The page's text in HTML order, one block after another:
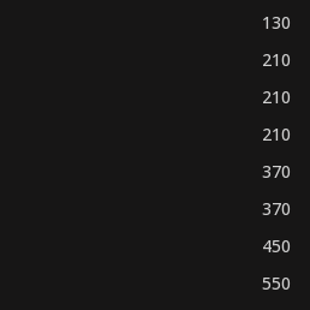
130
210
210
210
370
370
450
550